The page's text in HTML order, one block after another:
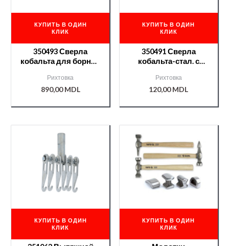
КУПИТЬ В ОДИН
КЛИК
350493 Сверла
кобальта для борной
RDS 2
Рихтовка
890,00MDL
КУПИТЬ В ОДИН
КЛИК
350491 Сверла
кобальта-стал. с
хвостовиком 8 мм
NTools RDS 1
Рихтовка
120,00MDL
КУПИТЬ В ОДИН
КЛИК
КУПИТЬ В ОДИН
КЛИК